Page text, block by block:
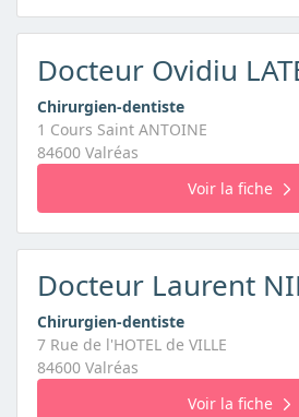
Docteur Ovidiu
Chirurgien-dentiste
1 Cours Saint ANTOINE
84600 Valréas
Voir la fiche
Docteur Laurent
Chirurgien-dentiste
7 Rue de l'HOTEL de VILLE
84600 Valréas
Voir la fiche